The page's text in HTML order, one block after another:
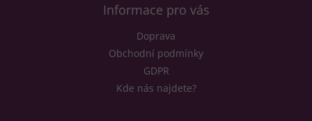
Informace pro vás
Doprava
Obchodní podmínky
GDPR
Kde nás najdete?